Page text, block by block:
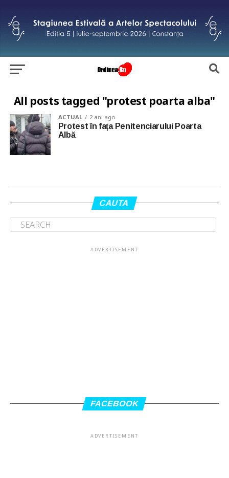
All posts tagged "protest poarta alba"
ACTUAL 2 ani ago
Protest în fața Penitenciarului Poarta
Albă
CAUTA
ADVERTISEMENT
FACEBOOK
ADVERTISEMENT